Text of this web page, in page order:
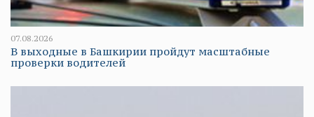
07.08.2026
В выходные в Башкирии пройдут масштабные
проверки водителей